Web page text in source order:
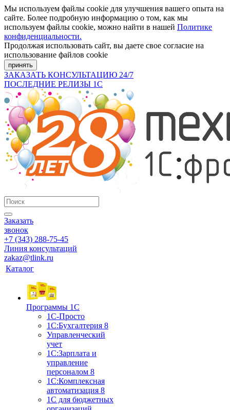
Мы используем файлы cookie для улучшения вашего опыта на
сайте. Более подробную информацию о том, как мы
используем файлы cookie, можно найти в нашей Политике
конфиденциальности.
Продолжая использовать сайт, вы даете свое согласие на
использование файлов cookie
принять
ЗАКАЗАТЬ КОНСУЛЬТАЦИЮ 24/7
ПОСЛЕДНИЕ РЕЛИЗЫ 1С
Заказать
звонок
+7 (343) 288-75-45
Линия консультаций
zakaz@tlink.ru
Каталог
Программы 1С
1С-Просто
1С:Бухгалтерия 8
Управленческий
учет
1С:Зарплата и
управление
персоналом 8
1C:Комплексная
автоматизация 8
1С для бюджетных